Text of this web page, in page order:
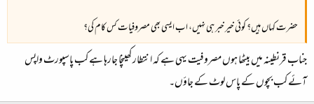
حضرت کہاں ہیں؟ کوئی خیر خبر ہی نہیں، اب ایسی بھی مصروفیات کس کام کی؟
جناب قرنطینہ میں بیٹھا ہوں مصروفیت یہی ہے کہ انتطار کھینچا جارہا ہے کب پاسپورٹ واپس
آئے کب بچوں کے پاس لوٹ کے جاؤں۔